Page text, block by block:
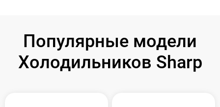
Популярные модели
Холодильников Sharp